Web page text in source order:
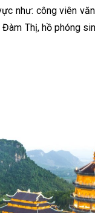
như: công viên
Thị, hồ phóng